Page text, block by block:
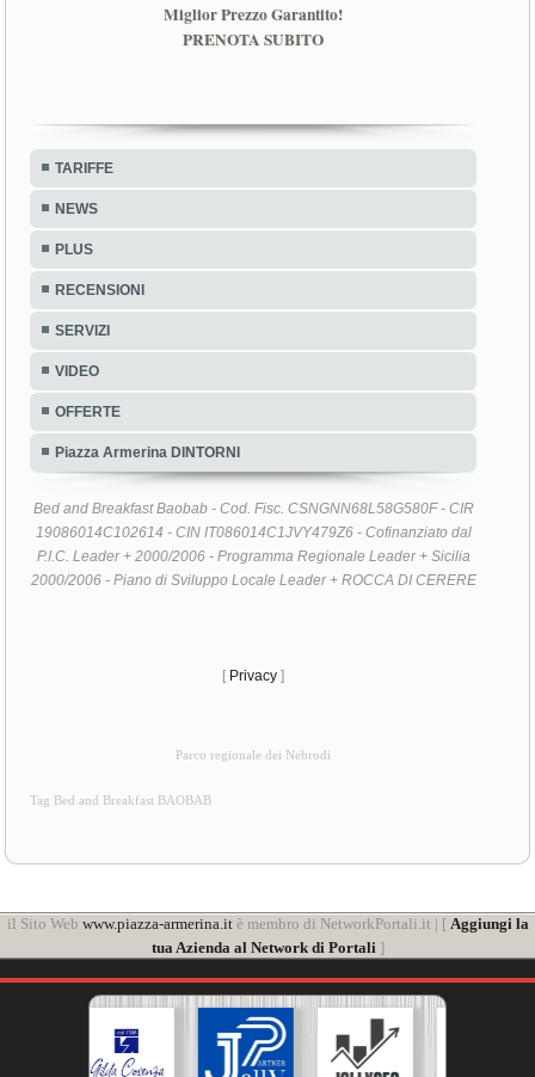
Miglior Prezzo Garantito!
PRENOTA SUBITO
TARIFFE
NEWS
PLUS
RECENSIONI
SERVIZI
VIDEO
OFFERTE
Piazza Armerina DINTORNI
Bed and Breakfast Baobab - Cod. Fisc. CSNGNN68L58G580F - CIR
19086014C102614 - CIN IT086014C1JVY479Z6 - Cofinanziato dal
P.I.C. Leader + 2000/2006 - Programma Regionale Leader + Sicilia
2000/2006 - Piano di Sviluppo Locale Leader + ROCCA DI CERERE
[ Privacy ]
Parco regionale dei Nebrodi
Tag Bed and Breakfast BAOBAB
il Sito Web www.piazza-armerina.itè membro di NetworkPortali.it | [ Aggiungi la
tua Azienda al Network di Portali ]